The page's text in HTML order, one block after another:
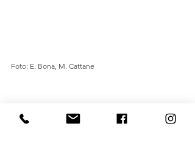
Foto: E. Bona, M. Cattane
Punti d'interesse